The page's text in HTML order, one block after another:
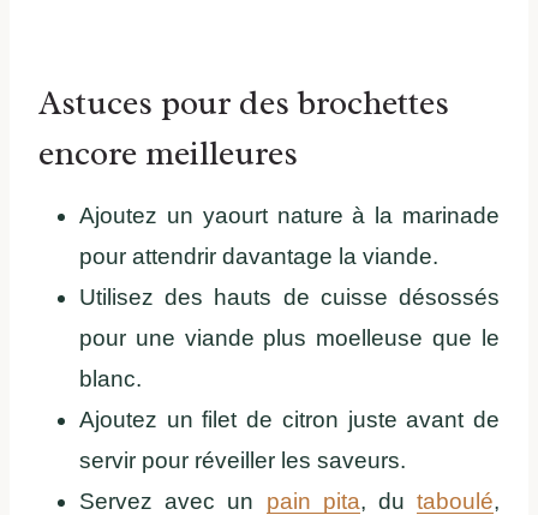
Astuces pour des brochettes
encore meilleures
Ajoutez un yaourt nature à la marinade
pour attendrir davantage la viande.
Utilisez des hauts de cuisse désossés
pour une viande plus moelleuse que le
blanc.
Ajoutez un filet de citron juste avant de
servir pour réveiller les saveurs.
Servez avec un pain pita, dutaboulé,